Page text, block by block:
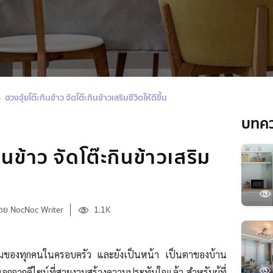
ฮวงจุ้ยโต๊ะกินข้าว จัดโต๊ะกินข้าวเสริมชีวิตให้ดีขึ้น
ข้าว จัดโต๊ะกินข้าวเสริม
ย NocNoc Writer 1.1K
ของทุกคนในครอบครัว และยังเป็นหน้า เป็นตาของบ้าน
บท